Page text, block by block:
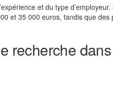
et du type d’employeur.
et 35 000 euros, tandis que des
recherche